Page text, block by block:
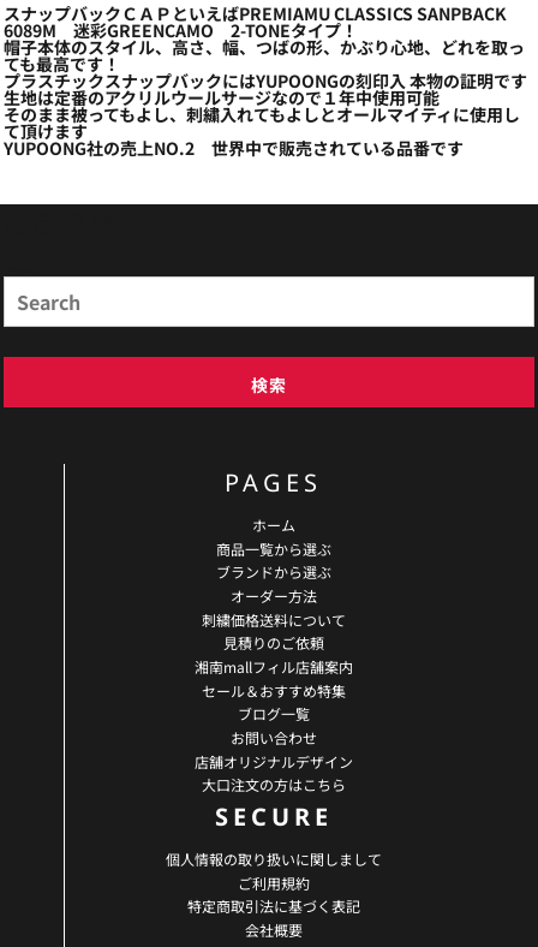
スナップバックＣＡＰといえばPREMIAMU CLASSICS SANPBACK
6089M 迷彩GREENCAMO 2-TONEタイプ！
帽子本体のスタイル、高さ、幅、つばの形、かぶり心地、どれを取っ
ても最高です！
プラスチックスナップバックにはYUPOONGの刻印入 本物の証明です
生地は定番のアクリルウールサージなので１年中使用可能
そのまま被ってもよし、刺繍入れてもよしとオールマイティに使用し
て頂けます
YUPOONG社の売上NO.2 世界中で販売されている品番です
検索
PAGES
ホーム
商品一覧から選ぶ
ブランドから選ぶ
オーダー方法
刺繍価格送料について
見積りのご依頼
湘南mallフィル店舗案内
セール＆おすすめ特集
ブログ一覧
お問い合わせ
店舗オリジナルデザイン
大口注文の方はこちら
SECURE
個人情報の取り扱いに関しまして
ご利用規約
特定商取引法に基づく表記
会社概要